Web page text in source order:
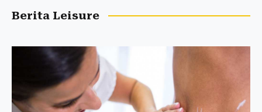
Berita Leisure